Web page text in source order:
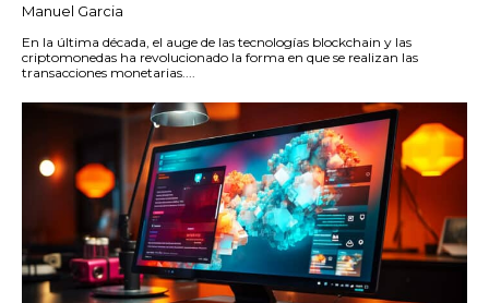
Manuel Garcia
En la última década, el auge de las tecnologías blockchain y las
criptomonedas ha revolucionado la forma en que se realizan las
transacciones monetarias....